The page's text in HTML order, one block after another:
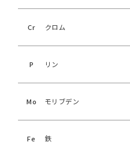
Cr クロム
P リン
Mo モリブデン
Fe 鉄